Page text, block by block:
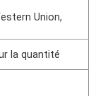
Union,
la quantité